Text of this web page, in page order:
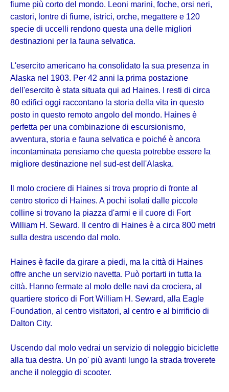
fiume più corto del mondo. Leoni marini, foche, orsi neri,
castori, lontre di fiume, istrici, orche, megattere e 120
specie di uccelli rendono questa una delle migliori
destinazioni per la fauna selvatica.
L'esercito americano ha consolidato la sua presenza in
Alaska nel 1903. Per 42 anni la prima postazione
dell'esercito è stata situata qui ad Haines. I resti di circa
80 edifici oggi raccontano la storia della vita in questo
posto in questo remoto angolo del mondo. Haines è
perfetta per una combinazione di escursionismo,
avventura, storia e fauna selvatica e poiché è ancora
incontaminata pensiamo che questa potrebbe essere la
migliore destinazione nel sud-est dell'Alaska.
Il molo crociere di Haines si trova proprio di fronte al
centro storico di Haines. A pochi isolati dalle piccole
colline si trovano la piazza d'armi e il cuore di Fort
William H. Seward. Il centro di Haines è a circa 800 metri
sulla destra uscendo dal molo.
Haines è facile da girare a piedi, ma la città di Haines
offre anche un servizio navetta. Può portarti in tutta la
città. Hanno fermate al molo delle navi da crociera, al
quartiere storico di Fort William H. Seward, alla Eagle
Foundation, al centro visitatori, al centro e al birrificio di
Dalton City.
Uscendo dal molo vedrai un servizio di noleggio biciclette
alla tua destra. Un po' più avanti lungo la strada troverete
anche il noleggio di scooter.